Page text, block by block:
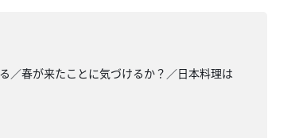
／春が来たことに気づけるか？／日本料理は